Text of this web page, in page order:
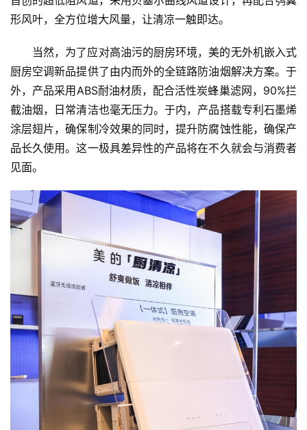
形风叶，全方位增大风量，让清凉一触即达。
当然，为了应对高油污的厨房环境，美的无外机嵌入式
厨房空调新品提供了由内而外的全链路防油烟解决方案。于
外，产品采用ABS耐油材质，配合活性炭蜂巢滤网，90%拦
截油烟，日常清洁也毫无压力。于内，产品搭载专利石墨烯
涂层翅片，确保制冷效果的同时，提升防腐蚀性能，确保产
品长久使用。这一极具差异性的产品将在不久就会与消费者
见面。